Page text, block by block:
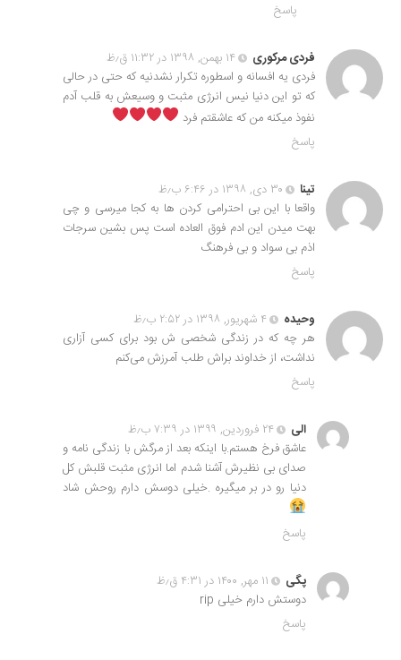
پاسخ
فردی مرکوری
۱۴ بهمن, ۱۳۹۸ در ۱۱:۳۲ ق٫ظ
فردی یه افسانه و اسطوره تکرار نشدنیه که حتی در حالی
که تو این دنیا نیس انرژی مثبت و وسیعش به قلب آدم
نفوذ میکنه من که عاشقتم فرد
پاسخ
تینا
۳۰ دی, ۱۳۹۸ در ۶:۴۶ ب٫ظ
واقعا با این بی احترامی کردن ها به کجا میرسی و چی
بهت میدن این ادم فوق العاده است پس بشین سرجات
اذم بی سواد و بی فرهنگ
پاسخ
وحیده
۴ شهریور, ۱۳۹۸ در ۲:۵۲ ب٫ظ
هر چه که در زندگی شخصی ش بود برای کسی آزاری
نداشت، از خداوند براش طلب آمرزش می‌کنم
پاسخ
الی
۲۴ فروردین, ۱۳۹۹ در ۷:۳۹ ب٫ظ
عاشق فرخ هستم.با اینکه بعد از مرگش با زندگی نامه و
صدای بی نظیرش آشنا شدم اما انرژی مثبت قلبش کل
دنیا رو در بر میگیره .خیلی دوسش دارم روحش شاد
پاسخ
پگی
۱۱ مهر, ۱۴۰۰ در ۴:۳۱ ق٫ظ
دوستش دارم خیلی rip
پاسخ